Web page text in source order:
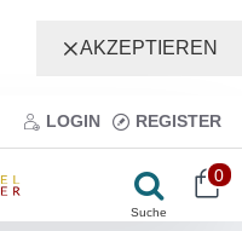
AKZEPTIEREN
LOGIN REGISTER
0